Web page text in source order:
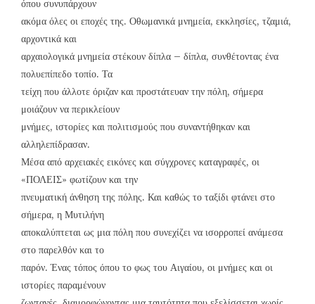
όπου συνυπάρχουν
ακόμα όλες οι εποχές της. Οθωμανικά μνημεία, εκκλησίες, τζαμιά,
αρχοντικά και
αρχαιολογικά μνημεία στέκουν δίπλα – δίπλα, συνθέτοντας ένα
πολυεπίπεδο τοπίο. Τα
τείχη που άλλοτε όριζαν και προστάτευαν την πόλη, σήμερα
μοιάζουν να περικλείουν
μνήμες, ιστορίες και πολιτισμούς που συναντήθηκαν και
αλληλεπίδρασαν.
Μέσα από αρχειακές εικόνες και σύγχρονες καταγραφές, οι
«ΠΟΛΕΙΣ» φωτίζουν και την
πνευματική άνθηση της πόλης. Και καθώς το ταξίδι φτάνει στο
σήμερα, η Μυτιλήνη
αποκαλύπτεται ως μια πόλη που συνεχίζει να ισορροπεί ανάμεσα
στο παρελθόν και το
παρόν. Ένας τόπος όπου το φως του Αιγαίου, οι μνήμες και οι
ιστορίες παραμένουν